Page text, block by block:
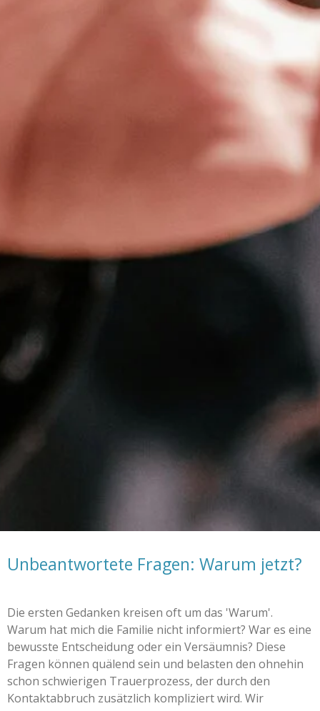
Unbeantwortete Fragen: Warum jetzt?
Die ersten Gedanken kreisen oft um das 'Warum'.
Warum hat mich die Familie nicht informiert? War es eine
bewusste Entscheidung oder ein Versäumnis? Diese
Fragen können quälend sein und belasten den ohnehin
schon schwierigen Trauerprozess, der durch den
Kontaktabbruch zusätzlich kompliziert wird. Wir